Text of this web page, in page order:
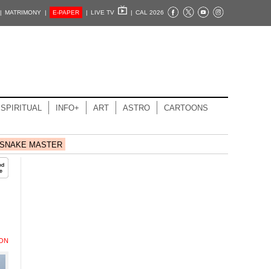
MATRIMONY | E-PAPER | LIVE TV | CAL 2026
SPIRITUAL INFO+ ART ASTRO CARTOONS
MASTER